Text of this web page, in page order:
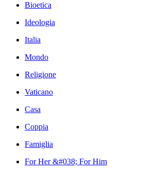
Bioetica
Ideologia
Italia
Mondo
Religione
Vaticano
Casa
Coppia
Famiglia
For Her &#038; For Him